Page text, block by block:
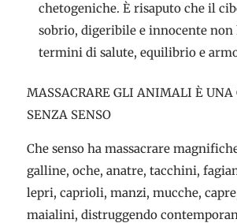
chetogeniche. È risaputo che il
sobrio, digeribile e innocente non
termini di salute, equilibrio e
MASSACRARE GLI ANIMALI È
SENZA SENSO
Che senso ha massacrare
galline, oche, anatre, tacchini,
lepri, caprioli, manzi, mucche,
maialini, distruggendo